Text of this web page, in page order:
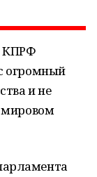
КПРФ
огромный
и не
мировом